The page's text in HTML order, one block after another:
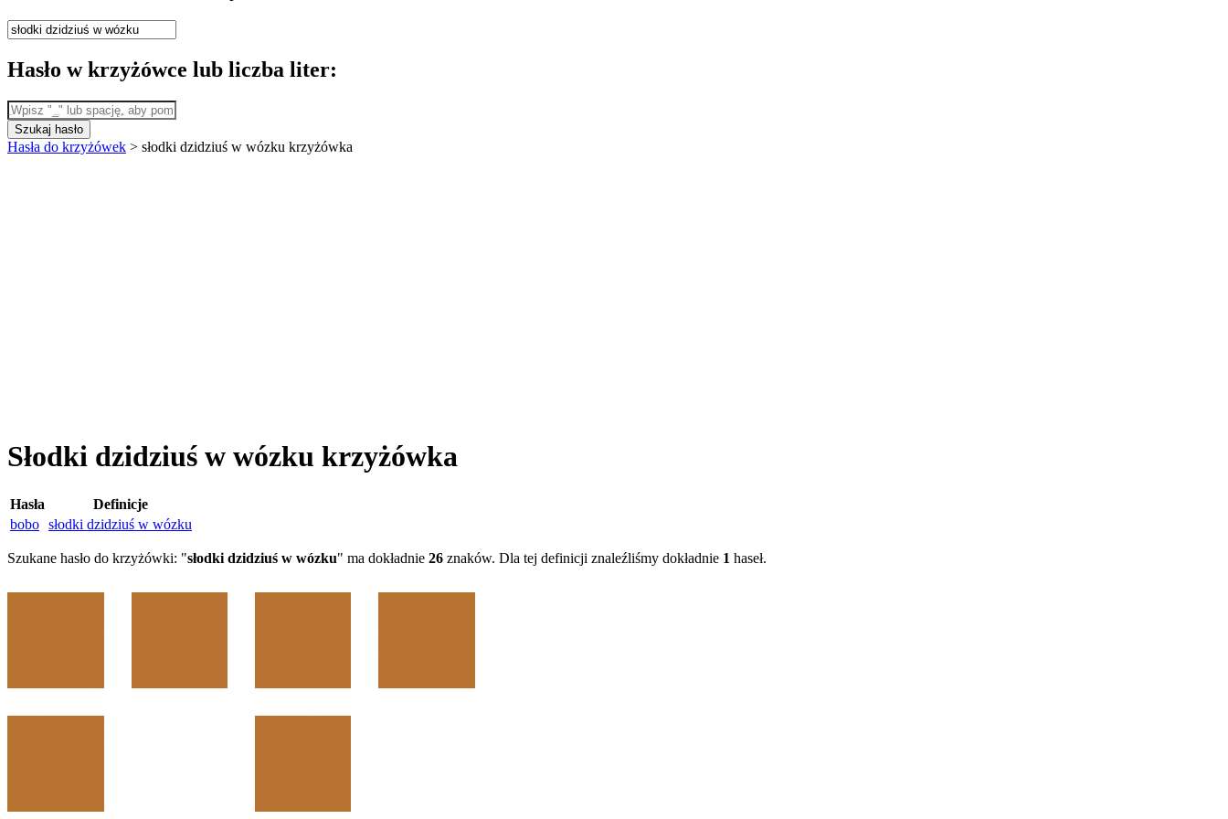
Hasło w krzyżówce lub liczba liter:
Szukaj hasło
Hasła do krzyżówek > słodki dzidziuś w wózku krzyżówka
Słodki dzidziuś w wózku krzyżówka
Hasła
Definicje
bobo słodki dzidziuś w wózku
Szukane hasło do krzyżówki: "słodki dzidziuś w wózku" ma dokładnie 26 znaków. Dla tej definicji znaleźliśmy dokładnie 1 haseł.